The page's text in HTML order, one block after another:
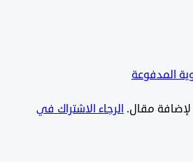
مقال.الرجاء الاشتراك في